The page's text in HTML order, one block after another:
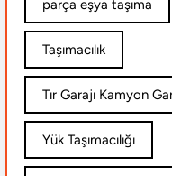
parça eşya taşıma
Taşımacılık
Tır Garajı Kamyon
Yük Taşımacılığı